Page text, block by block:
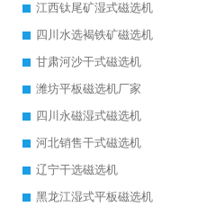
江西钛尾矿湿式磁选机
四川水选褐铁矿磁选机
甘肃河沙干式磁选机
潍坊平板磁选机厂家
四川永磁湿式磁选机
河北销售干式磁选机
辽宁干选磁选机
黑龙江湿式平板磁选机